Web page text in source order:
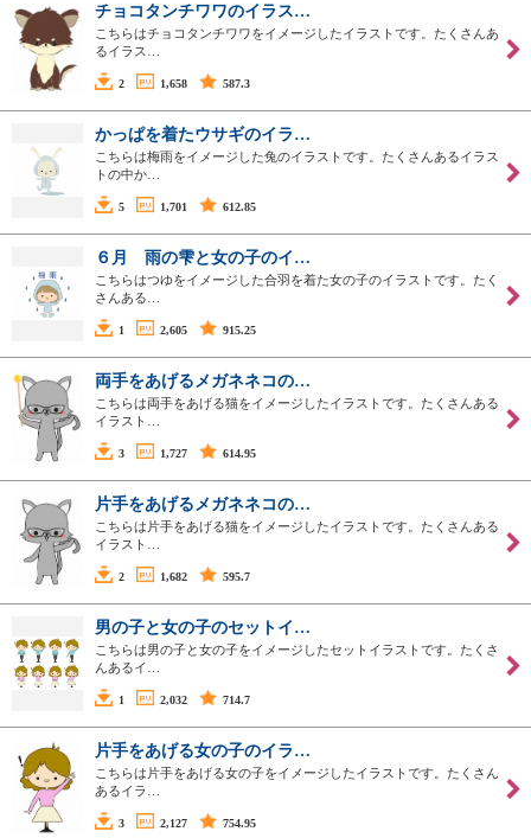
チョコタンチワワのイラス…
こちらはチョコタンチワワをイメージしたイラストです。たくさんあ
るイラス…
2 1,658 587.3
かっぱを着たウサギのイラ…
こちらは梅雨をイメージした兔のイラストです。たくさんあるイラス
トの中か…
5 1,701 612.85
６月 雨の雫と女の子のイ…
こちらはつゆをイメージした合羽を着た女の子のイラストです。たく
さんある…
1 2,605 915.25
両手をあげるメガネネコの…
こちらは両手をあげる猫をイメージしたイラストです。たくさんある
イラスト…
3 1,727 614.95
片手をあげるメガネネコの…
こちらは片手をあげる猫をイメージしたイラストです。たくさんある
イラスト…
2 1,682 595.7
男の子と女の子のセットイ…
こちらは男の子と女の子をイメージしたセットイラストです。たくさ
んあるイ…
1 2,032 714.7
片手をあげる女の子のイラ…
こちらは片手をあげる女の子をイメージしたイラストです。たくさん
あるイラ…
3 2,127 754.95